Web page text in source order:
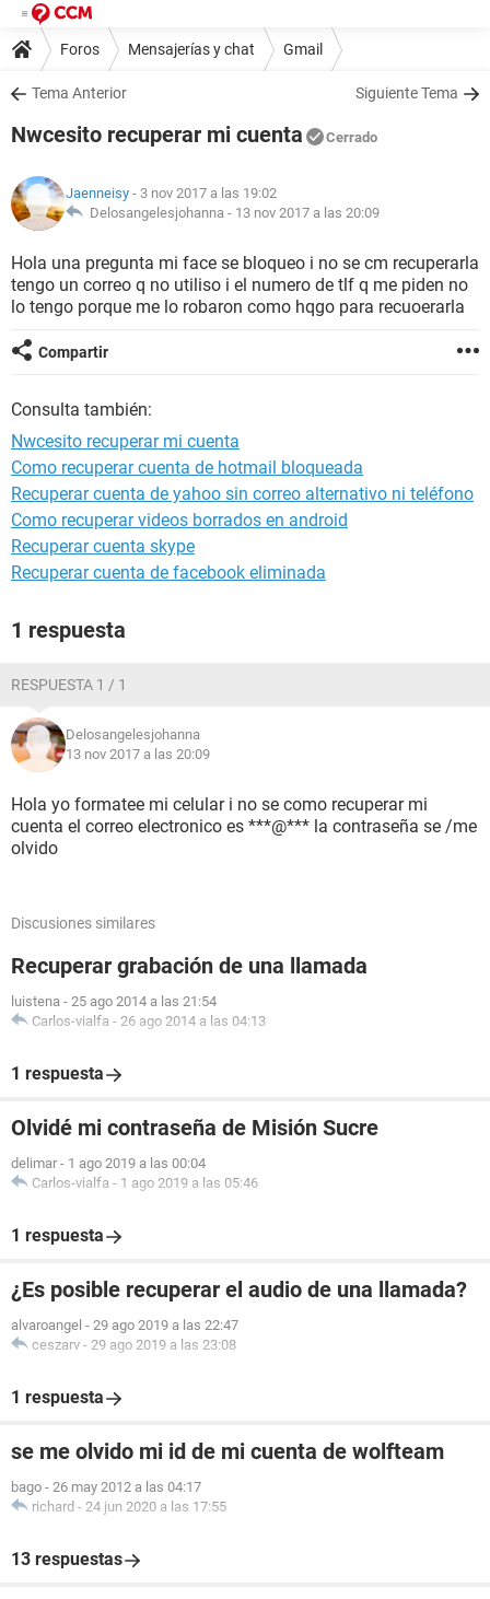
Foros Mensajerías y chat Gmail
Tema Anterior Siguiente Tema
Nwcesito recuperar mi cuenta Cerrado
Jaenneisy - 3 nov 2017 a las 19:02
Delosangelesjohanna - 13 nov 2017 a las 20:09
Hola una pregunta mi face se bloqueo i no se cm recuperarla
tengo un correo q no utiliso i el numero de tlf q me piden no
lo tengo porque me lo robaron como hqgo para recuoerarla
Compartir
Consulta también:
Nwcesito recuperar mi cuenta
Como recuperar cuenta de hotmail bloqueada
Recuperar cuenta de yahoo sin correo alternativo ni teléfono
Como recuperar videos borrados en android
Recuperar cuenta skype
Recuperar cuenta de facebook eliminada
1 respuesta
RESPUESTA 1 / 1
Delosangelesjohanna
13 nov 2017 a las 20:09
Hola yo formatee mi celular i no se como recuperar mi
cuenta el correo electronico es ***@*** la contraseña se /me
olvido
Discusiones similares
Recuperar grabación de una llamada
luistena - 25 ago 2014 a las 21:54
Carlos-vialfa - 26 ago 2014 a las 04:13
1 respuesta
Olvidé mi contraseña de Misión Sucre
delimar - 1 ago 2019 a las 00:04
Carlos-vialfa - 1 ago 2019 a las 05:46
1 respuesta
¿Es posible recuperar el audio de una llamada?
alvaroangel - 29 ago 2019 a las 22:47
ceszarv - 29 ago 2019 a las 23:08
1 respuesta
se me olvido mi id de mi cuenta de wolfteam
bago - 26 may 2012 a las 04:17
richard - 24 jun 2020 a las 17:55
13 respuestas